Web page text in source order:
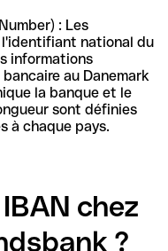
: Les
national du
informations
au Danemark
la banque et le
sont définies
à chaque pays.
chez
?